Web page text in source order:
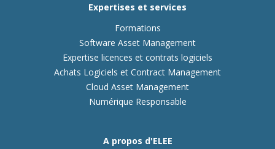
Expertises et services
Formations
Software Asset Management
Expertise licences et contrats logiciels
Achats Logiciels et Contract Management
Cloud Asset Management
Numérique Responsable
A propos d'ELEE